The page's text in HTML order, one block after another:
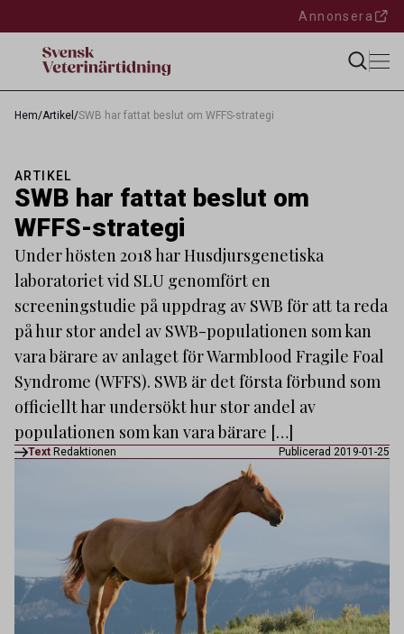
Annonsera
Hem/Artikel /SWB har fattat beslut om WFFS-strategi
ARTIKEL
SWB har fattat beslut om
WFFS-strategi
Under hösten 2018 har Husdjursgenetiska
laboratoriet vid SLU genomfört en
screeningstudie på uppdrag av SWB för att ta reda
på hur stor andel av SWB-populationen som kan
vara bärare av anlaget för Warmblood Fragile Foal
Syndrome (WFFS). SWB är det första förbund som
officiellt har undersökt hur stor andel av
populationen som kan vara bärare […]
Text Redaktionen Publicerad 2019-01-25